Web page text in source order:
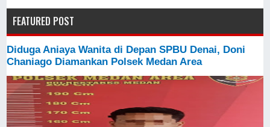
FEATURED POST
Diduga Aniaya Wanita di Depan SPBU Denai, Doni
Chaniago Diamankan Polsek Medan Area